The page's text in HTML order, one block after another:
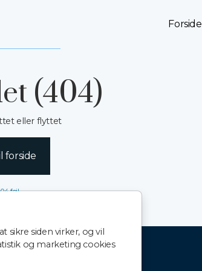
sikre siden virker, og vil
og marketing cookies
Forside
(404)
eller flyttet
forside
fejl